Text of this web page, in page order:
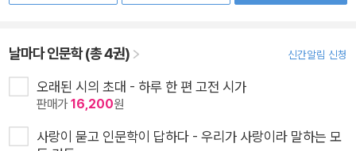
날마다 인문학 (총 4권) 신간알림 신청
오래된 시의 초대 - 하루 한 편 고전 시가
판매가16,200원
사랑이 묻고 인문학이 답하다 - 우리가 사랑이라 말하는 모